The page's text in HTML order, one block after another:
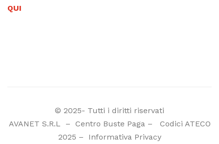
QUI
© 2025- Tutti i diritti riservati
AVANET S.R.L
– Centro Buste Paga– Codici ATECO
2025 – Informativa Privacy